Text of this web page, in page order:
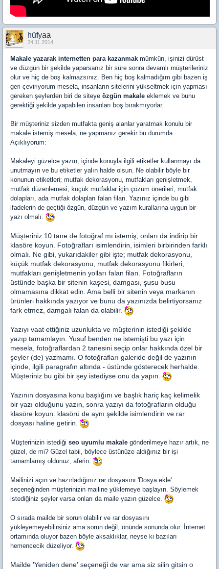
hüfyaa
24.11.2014
Makale yazarak internetten para kazanmak mümkün, işinizi dürüst
ve düzgün bir şekilde yaparsanız bir süre sonra devamlı müşterileriniz
olur ve hiç de boş kalmazsınız. Ben hiç boş kalmadığım gibi bazen iş
geri çeviriyorum mesela, insanların sitelerini yükseltmek için yapması
gereken şeylerden biri de siteye özgün makale eklemek ve bunu
gerektiği şekilde yapabilen insanları boş bırakmıyorlar.
Bir müşteriniz sizden mutfakta geniş alanlar yaratmak konulu bir
makale istemiş mesela, ne yapmanız gerekir bu durumda.
Açıklıyorum:
Makaleyi güzelce yazın, içinde konuyla ilgili etiketler kullanmayı da
unutmayın ve bu etiketler yalın halde olsun. Ne olabilir böyle bir
konunun etiketleri; mutfak dekorasyonu, mutfakları genişletmek,
mutfak düzenlemesi, küçük mutfaklar için çözüm önerileri, mutfak
dolapları, ada mutfak dolapları falan filan. Yazınız içinde bu gibi
ifadelerin de geçtiği özgün, düzgün ve yazım kurallarına uygun bir
yazı olmalı.
Müşteriniz 10 tane de fotoğraf mı istemiş, onları da indirip bir
klasöre koyun. Fotoğrafları isimlendirin, isimleri birbirinden farklı
olmalı. Ne gibi, yukarıdakiler gibi işte; mutfak dekorasyonu,
küçük mutfak dekorasyonu, mutfak dekorasyonu fikirleri,
mutfakları genişletmenin yolları falan filan. Fotoğrafların
üstünde başka bir sitenin kaşesi, damgası, şusu busu
olmamasına dikkat edin. Ama belli bir sitenin veya markanın
ürünleri hakkında yazıyor ve bunu da yazınızda belirtiyorsanız
fark etmez, damgalı falan da olabilir.
Yazıyı vaat ettiğiniz uzunlukta ve müşterinin istediği şekilde
yazıp tamamlayın. Yusuf benden ne istemişti bu yazı için
mesela, fotoğraflardan 2 tanesini seçip onlar hakkında özel bir
şeyler (de) yazmamı. O fotoğrafları galeride değil de yazının
içinde, ilgili paragrafın altında - üstünde gösterecek herhalde.
Müşteriniz bu gibi bir şey istediyse onu da yapın.
Yazının dosyasına konu başlığını ve başlık hariç kaç kelimelik
bir yazı olduğunu yazın, sonra yazıyı da fotoğrafların olduğu
klasöre koyun. klasörü de aynı şekilde isimlendirin ve rar
dosyası haline getirin.
Müşterinizin istediği seo uyumlu makale gönderilmeye hazır artık, ne
güzel, de mi? Güzel tabii, böylece üstünüze aldığınız bir işi
tamamlamış oldunuz, aferin.
Mailinizi açın ve hazırladığınız rar dosyasını 'Dosya ekle'
seçeneğinden müşterinizin mailine yüklemeye başlayın. Söylemek
istediğiniz şeyler varsa onları da maile yazın güzelce.
O sırada mailde bir sorun olabilir ve rar dosyasını
yükleyemeyebilirsiniz ama sorun değil, önünde sonunda olur. İnternet
ortamında oluyor bazen böyle aksaklıklar, neyse ki bazıları
hemencecik düzeliyor.
Mailde 'Yeniden dene' seçeneği de var ama siz silin gitsin o